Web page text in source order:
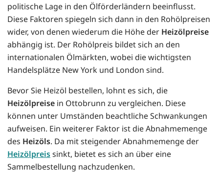
politische Lage in den Ölförderländern beeinflusst.
Diese Faktoren spiegeln sich dann in den Rohölpreisen
wider, von denen wiederum die Höhe der Heizölpreise
abhängig ist. Der Rohölpreis bildet sich an den
internationalen Ölmärkten, wobei die wichtigsten
Handelsplätze New York und London sind.
Bevor Sie Heizöl bestellen, lohnt es sich, die
Heizölpreise in Ottobrunn zu vergleichen. Diese
können unter Umständen beachtliche Schwankungen
aufweisen. Ein weiterer Faktor ist die Abnahmemenge
des Heizöls. Da mit steigender Abnahmemenge der
Heizölpreissinkt, bietet es sich an über eine
Sammelbestellung nachzudenken.